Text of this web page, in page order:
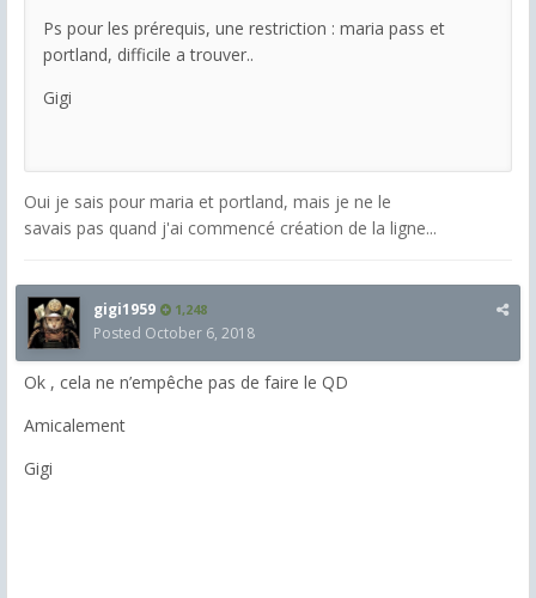
Ps pour les prérequis, une restriction : maria pass et
portland, difficile a trouver..
Gigi
Oui je sais pour maria et portland, mais je ne le
savais pas quand j'ai commencé création de la ligne...
gigi1959 1,248
Posted October 6, 2018
Ok , cela ne n’empêche pas de faire le QD
Amicalement
Gigi